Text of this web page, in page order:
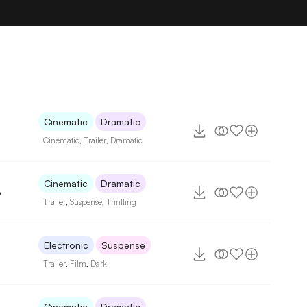
Cinematic Dramatic
Cinematic ,Trailer Dramatic
Cinematic Dramatic
Trailer ,Suspense ,Thrilling
Electronic Suspense
Trailer Film Dark